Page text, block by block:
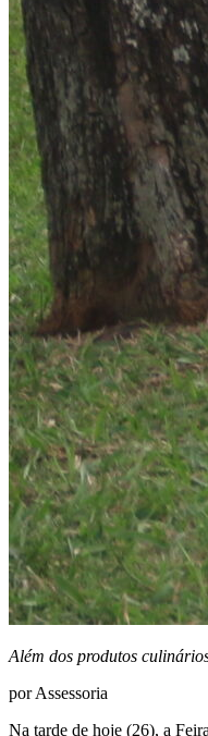
Além dos produtos
por Assessoria
Na tarde de hoje (26), a